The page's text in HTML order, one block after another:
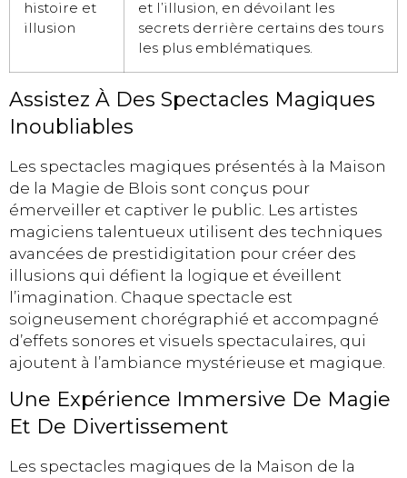
histoire et
illusion
et l’illusion, en dévoilant les
secrets derrière certains des tours
les plus emblématiques.
Assistez À Des Spectacles Magiques
Inoubliables
Les spectacles magiques présentés à la Maison
de la Magie de Blois sont conçus pour
émerveiller et captiver le public. Les artistes
magiciens talentueux utilisent des techniques
avancées de prestidigitation pour créer des
illusions qui défient la logique et éveillent
l’imagination. Chaque spectacle est
soigneusement chorégraphié et accompagné
d’effets sonores et visuels spectaculaires, qui
ajoutent à l’ambiance mystérieuse et magique.
Une Expérience Immersive De Magie
Et De Divertissement
Les spectacles magiques de la Maison de la